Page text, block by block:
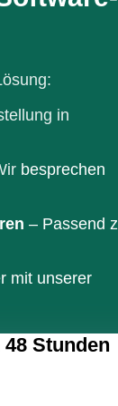
in
besprechen
– Passend
mit unserer
Stunden